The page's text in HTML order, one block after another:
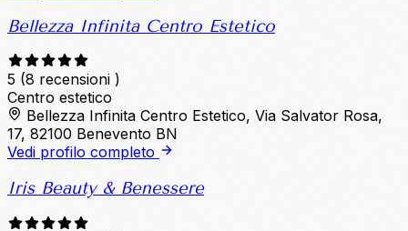
Bellezza Infinita Centro Estetico
5 (8 recensioni )
Centro estetico
Bellezza Infinita Centro Estetico, Via Salvator Rosa,
17, 82100 Benevento BN
Vedi profilo completo
Iris Beauty & Benessere